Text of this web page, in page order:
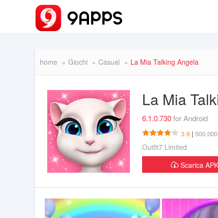
home Giochi Casual La Mia Talking Angela
La Mia
6.1.0.730for Android
3.9 |
Outfit7 Limited
Scarica